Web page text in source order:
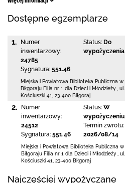
Dostępne egzemplarze
1.
Numer
inwentarzowy:
24785
Sygnatura: 551.46
Status: Do
wypożyczenia
Miejska i Powiatowa Biblioteka Publiczna w
Biłgoraju Filia nr 1 dla Dzieci i Młodzieży
ul.
Kościuszki 41
23-400 Biłgoraj
2.
Numer
inwentarzowy:
24512
Sygnatura: 551.46
Status: W
wypożyczeniu
Termin zwrotu:
2026/08/14
Miejska i Powiatowa Biblioteka Publiczna w
Biłgoraju Filia nr 1 dla Dzieci i Młodzieży, ul.
Kościuszki 41
23-400 Biłgoraj
Najczęściej wypożyczane